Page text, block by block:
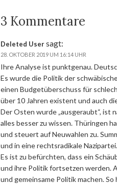
3 Kommentare
Deleted Usersagt:
28. OKTOBER 2019 UM 16:14 UHR
Ihre Analyse ist punktgenau.
Es wurde die Politik der
einen Budgetüberschuss für
über 10 Jahren existent und auch
Der Osten wurde „ausgeraubt“, ist
alles besser zu wissen. Thüringen
und steuert auf Neuwahlen zu.
und in eine rechtsradikale Nazipartei.
Es ist zu befürchten, dass ein
und ihre Politik fortsetzen werden.
und gemeinsame Politik machen.